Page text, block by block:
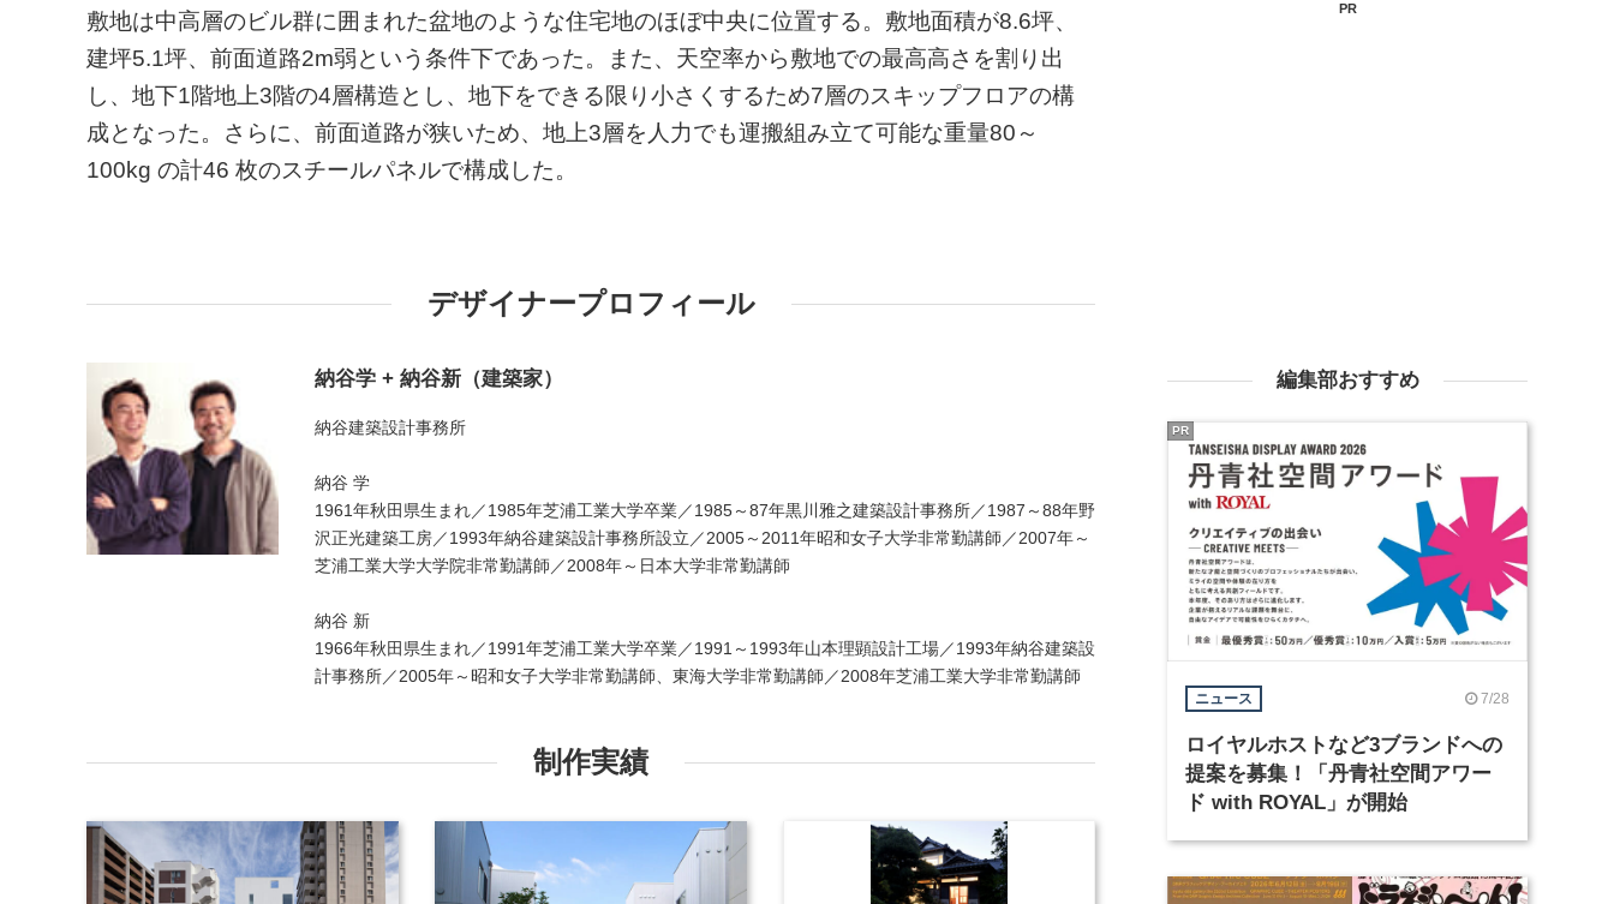
敷地は中高層のビル群に囲まれた盆地のような住宅地のほぼ中央に位置する。敷地面積が8.6坪、
建坪5.1坪、前面道路2m弱という条件下であった。また、天空率から敷地での最高高さを割り出
し、地下1階地上3階の4層構造とし、地下をできる限り小さくするため7層のスキップフロアの構
成となった。さらに、前面道路が狭いため、地上3層を人力でも運搬組み立て可能な重量80～
100kg の計46 枚のスチールパネルで構成した。
デザイナープロフィール
納谷学 + 納谷新（建築家）
納谷建築設計事務所
納谷 学
1961年秋田県生まれ／1985年芝浦工業大学卒業／1985～87年黒川雅之建築設計事務所／1987～88年野
沢正光建築工房／1993年納谷建築設計事務所設立／2005～2011年昭和女子大学非常勤講師／2007年～
芝浦工業大学大学院非常勤講師／2008年～日本大学非常勤講師
納谷 新
1966年秋田県生まれ／1991年芝浦工業大学卒業／1991～1993年山本理顕設計工場／1993年納谷建築設
計事務所／2005年～昭和女子大学非常勤講師、東海大学非常勤講師／2008年芝浦工業大学非常勤講師
制作実績
PR
編集部おすすめ
ニュース 7/28
ロイヤルホストなど3ブランドへの
提案を募集！「丹青社空間アワー
ド with ROYAL」が開始
PR